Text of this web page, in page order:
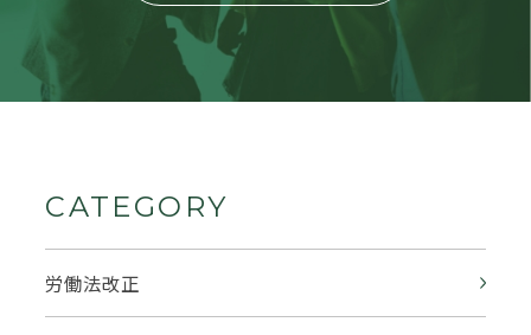
CATEGORY
労働法改正